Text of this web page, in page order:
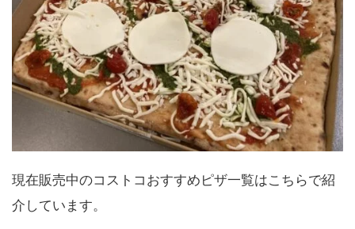
現在販売中のコストコおすすめピザ一覧はこちらで紹
介しています。